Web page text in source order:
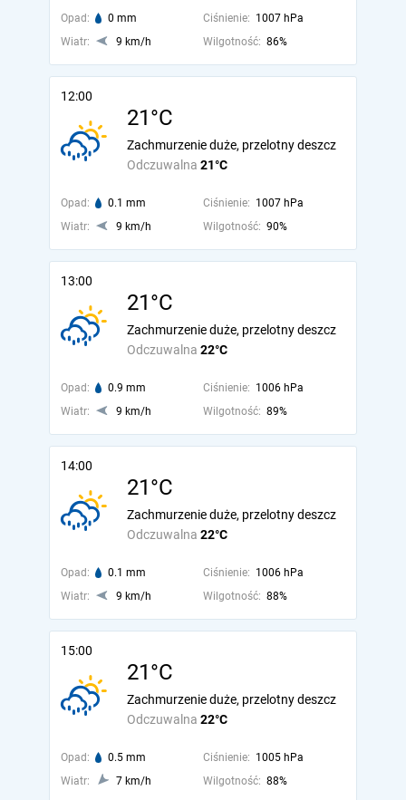
Opad: 0 mm Ciśnienie: 1007 hPa
Wiatr:
9 km/h Wilgotność: 86%
12:00
21°C
Odczuwalna 21°C
Zachmurzenie duże, przelotny deszcz
Opad: 0.1 mm Ciśnienie: 1007 hPa
Wiatr:
9 km/h Wilgotność: 90%
13:00
21°C
Odczuwalna 22°C
Zachmurzenie duże, przelotny deszcz
Opad: 0.9 mm Ciśnienie: 1006 hPa
Wiatr:
9 km/h Wilgotność: 89%
14:00
21°C
Odczuwalna 22°C
Zachmurzenie duże, przelotny deszcz
Opad: 0.1 mm Ciśnienie: 1006 hPa
Wiatr:
9 km/h Wilgotność: 88%
15:00
21°C
Odczuwalna 22°C
Zachmurzenie duże, przelotny deszcz
Opad: 0.5 mm Ciśnienie: 1005 hPa
Wiatr:
7 km/h Wilgotność: 88%